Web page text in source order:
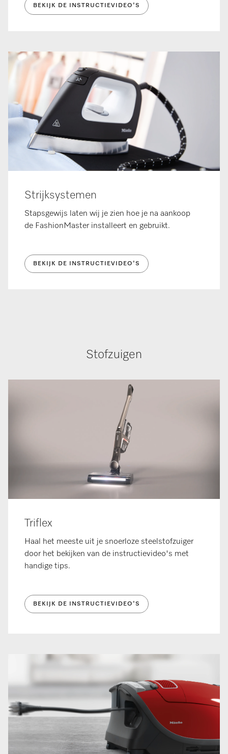
BEKIJK DE INSTRUCTIEVIDEO'S
Strijksystemen
Stapsgewijs laten wij je zien hoe je na aankoop
de FashionMaster installeert en gebruikt.
BEKIJK DE INSTRUCTIEVIDEO'S
Stofzuigen
Triflex
Haal het meeste uit je snoerloze steelstofzuiger
door het bekijken van de instructievideo's met
handige tips.
BEKIJK DE INSTRUCTIEVIDEO'S